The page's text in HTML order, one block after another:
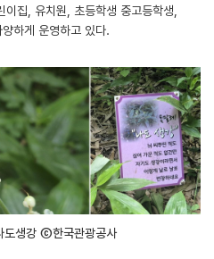
이집, 유치원, 초등학생 중고등학생,
하게 운영하고 있다.
도생강 ⓒ한국관광공사